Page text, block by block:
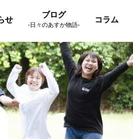
せ
ブログ
-日々のあすか物語-
コラム